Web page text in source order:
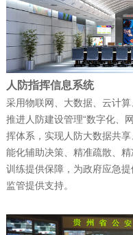
公司新闻| 2025-12-
捷报！富晋天维
平台顺利通过验收
公司新闻 | 2025-12-
赋能“东数西算”
人防指挥信息系统
采用物联网、大数据、云计
推进人防建设管理“数字化、
挥体系，实现人防大数据共
能化辅助决策、精准疏散、
训练提供保障，为政府应急
监管提供支持。